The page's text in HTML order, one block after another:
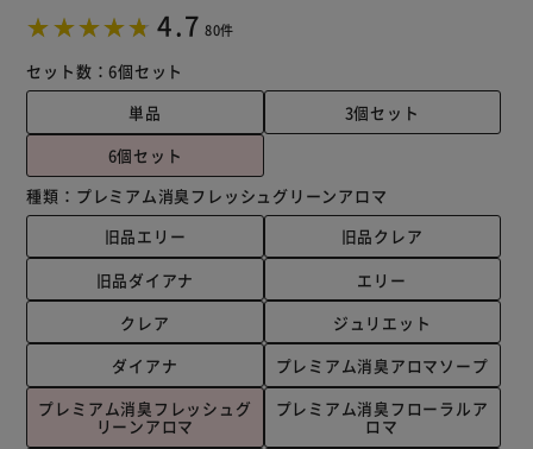
4.7 80件
セット数：6個セット
単品
3個セット
6個セット
種類： プレミアム消臭フレッシュグリーンアロマ
旧品エリー
旧品クレア
旧品ダイアナ
エリー
クレア
ジュリエット
ダイアナ
プレミアム消臭アロマソープ
プレミアム消臭フレッシュグ
リーンアロマ
プレミアム消臭フローラルア
ロマ